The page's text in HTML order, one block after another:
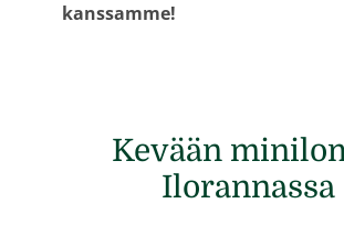
kanssamme!
Kevään
Ilorannassa